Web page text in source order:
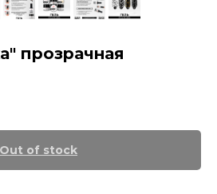
прозрачная
Out of stock